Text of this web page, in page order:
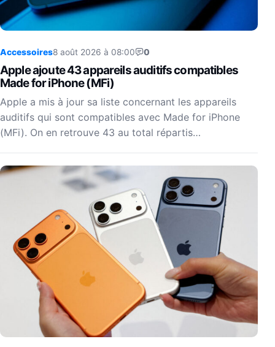
Accessoires8 août 2026 à 08:00 0
Apple ajoute 43 appareils auditifs compatibles
Made for iPhone (MFi)
Apple a mis à jour sa liste concernant les appareils
auditifs qui sont compatibles avec Made for iPhone
(MFi). On en retrouve 43 au total répartis…